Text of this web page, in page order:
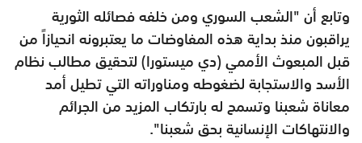
وتابع أن "الشعب السوري ومن خلفه فصائله الثورية
يراقبون منذ بداية هذه المفاوضات ما يعتبرونه انحيازاً من
قبل المبعوث الأممي (دي ميستورا) لتحقيق مطالب نظام
الأسد والاستجابة لضغوطه ومناوراته التي تطيل أمد
معاناة شعبنا وتسمح له بارتكاب المزيد من الجرائم
والانتهاكات الإنسانية بحق شعبنا".